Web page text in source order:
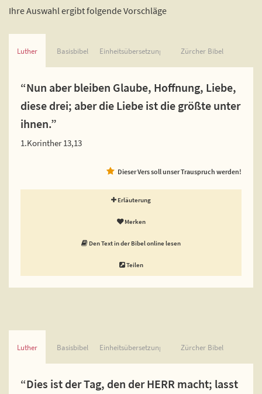
Ihre Auswahl ergibt folgende Vorschläge
Luther Basisbibel Einheitsübersetzung Zürcher Bibel
“Nun aber bleiben Glaube, Hoffnung, Liebe,
diese drei; aber die Liebe ist die größte unter
ihnen.”
1.Korinther 13,13
Dieser Vers soll unser Trauspruch werden!
Erläuterung
Merken
Den Text in der Bibel online lesen
Teilen
Luther Basisbibel Einheitsübersetzung Zürcher Bibel
“Dies ist der Tag, den der HERR macht; lasst